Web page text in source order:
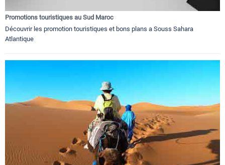
Promotions touristiques au Sud Maroc
Découvrir les promotion touristiques et bons plans a Souss Sahara
Atlantique